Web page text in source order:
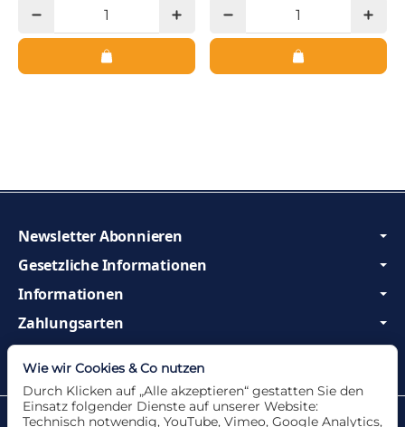
Gesetzliche Informationen
Informationen
Zahlungsarten
Wir sind Profis und beraten Sie gerne!
Newsletter Abonnieren
Datenschutzerklärung•Impressum
Wie wir Cookies & Co nutzen
Durch Klicken auf „Alle akzeptieren“ gestatten Sie den
Einsatz folgender Dienste auf unserer Website:
Technisch notwendig, YouTube, Vimeo, Google Analytics,